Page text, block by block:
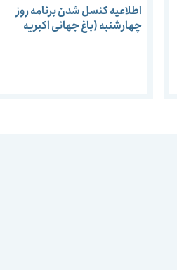
اطلاعیه کنسل شدن برنامه روز
چهارشنبه (باغ جهانی اکبریه